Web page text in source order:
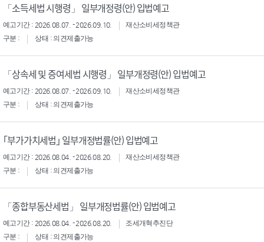
「소득세법 시행령」 일부개정령(안) 입법예고
예고기간 : 2026.08.07. - 2026.09.10.
재산소비세정책관
구분 :
상태 : 의견제출가능
「상속세 및 증여세법 시행령」 일부개정령(안) 입법예고
예고기간 : 2026.08.07. - 2026.09.10.
재산소비세정책관
구분 :
상태 : 의견제출가능
｢부가가치세법｣ 일부개정법률(안) 입법예고
예고기간 : 2026.08.04. - 2026.08.20.
재산소비세정책관
구분 :
상태 : 의견제출가능
「종합부동산세법」 일부개정법률(안) 입법예고
예고기간 : 2026.08.04. - 2026.08.20.
조세개혁추진단
구분 :
상태 : 의견제출가능